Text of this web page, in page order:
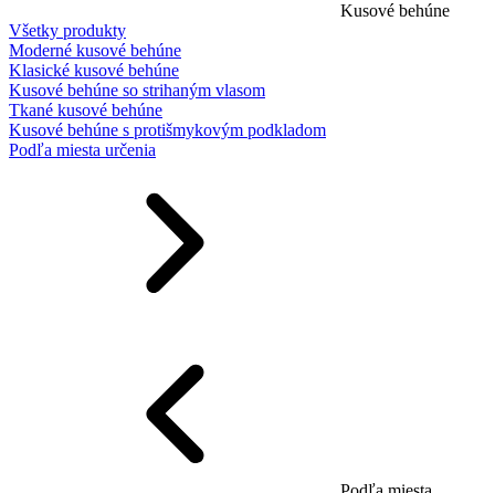
Kusové behúne
Všetky produkty
Moderné kusové behúne
Klasické kusové behúne
Kusové behúne so strihaným vlasom
Tkané kusové behúne
Kusové behúne s protišmykovým podkladom
Podľa miesta určenia